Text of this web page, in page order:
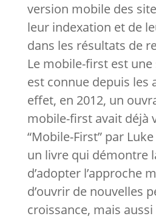
version mobile des
leur indexation et de
dans les résultats de
Le mobile-first est
est connue depuis les
effet, en 2012, un
mobile-first avait déjà
“Mobile-First” par
un livre qui démontre
d’adopter l’approche
d’ouvrir de nouvelles
croissance, mais aussi